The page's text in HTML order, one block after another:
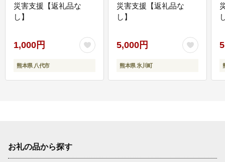
災害支援【返礼品な
し】
1,000円
熊本県 八代市
災害支援【返礼品な
し】
5,000円
熊本県 氷川町
お礼の品から探す